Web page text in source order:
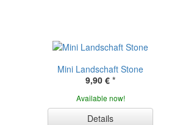
Mini Landschaft Stone
9,90 € *
Available now!
Details